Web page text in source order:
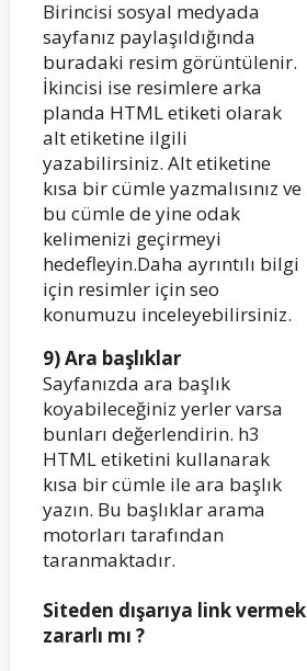
Birincisi sosyal medyada
sayfanız paylaşıldığında
buradaki resim görüntülenir.
İkincisi ise resimlere arka
planda HTML etiketi olarak
alt etiketine ilgili
yazabilirsiniz. Alt etiketine
kısa bir cümle yazmalısınız ve
bu cümle de yine odak
kelimenizi geçirmeyi
hedefleyin.Daha ayrıntılı bilgi
için resimler için seo
konumuzu inceleyebilirsiniz.
9) Ara başlıklar
Sayfanızda ara başlık
koyabileceğiniz yerler varsa
bunları değerlendirin. h3
HTML etiketini kullanarak
kısa bir cümle ile ara başlık
yazın. Bu başlıklar arama
motorları tarafından
taranmaktadır.
Siteden dışarıya link vermek
zararlı mı ?